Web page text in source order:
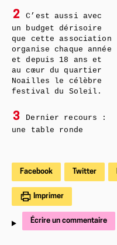
2
C’est aussi avec
un budget dérisoire
que cette association
organise chaque année
et depuis 18 ans et
au cœur du quartier
Noailles le célèbre
festival du Soleil.
3
Dernier recours :
une table ronde
Facebook Twitter
Imprimer
Écrire un commentaire